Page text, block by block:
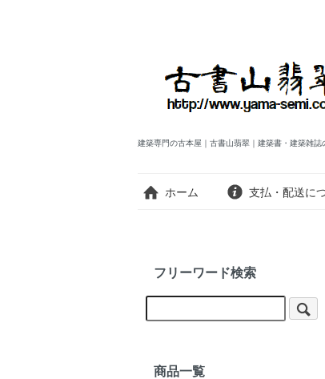
建築専門の古本屋｜古書山翡翠｜建築書・建築雑誌
ホーム 支払・配送に
フリーワード検索
商品一覧